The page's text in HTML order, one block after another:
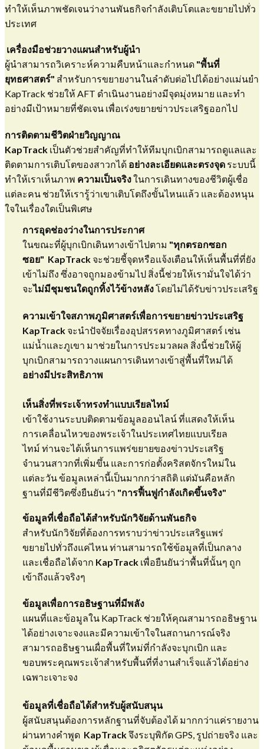
ทำให้เห็นภาพชัดเจนว่างานพันธกิจกำลังเติบโตและขยายไปทั่ว
ประเทศ
เครื่องมือช่วยวางแผนสำหรับผู้นำ
​ผู้นำสามารถวิเคราะห์ความคืบหน้าและกำหนด "พื้นที่
ยุทธศาสตร์" สำหรับการขยายงานในลำดับต่อไปได้อย่างแม่นยำ
KapTrack ช่วยให้ AFT ดำเนินงานอย่างมีจุดมุ่งหมาย และทำ
อย่างมีเป้าหมายที่ชัดเจน เพื่อเร่งขยายข่าวประเสริฐออกไป
การติดตามชีวิตฝ่ายวิญญาณ
KapTrack เป็นตัวช่วยสำคัญที่ทำให้ทีมบุกเบิกสามารถดูแลและ
ติดตามการเติบโตของสาวกได้ อย่างละเอียดและตรงจุด ระบบนี้
ทำให้เราเห็นภาพ ความเป็นจริงในการเดินทางของชีวิตผู้เชื่อ
แต่ละคน ช่วยให้เรารู้ว่าเขาเติบโตถึงขั้นไหนแล้ว และต้องหนุน
ใจในเรื่องใดเป็นพิเศษ
การอุดช่องว่างในการประกาศ
​ในขณะที่ผู้บุกเบิกเดินทางเข้าไปตาม "ทุกตรอกซอก
ซอย" KapTrack จะช่วยชี้จุดหรือแจ้งเตือนให้เห็นพื้นที่ที่ยัง
เข้าไม่ถึง ซึ่งอาจถูกมองข้ามไป สิ่งนี้ช่วยให้เรามั่นใจได้ว่า
จะไม่มีชุมชนใดถูกทิ้งไว้ข้างหลังโดยไม่ได้รับข่าวประเสริฐ
​​ความเข้าใจสภาพภูมิศาสตร์เพื่อการขยายข่าวประเสริฐ
KapTrack จะนำปัจจัยเรื่องอุปสรรคทางภูมิศาสตร์ เช่น
แม่น้ำและภูเขา มาช่วยในการประมวลผล สิ่งนี้ช่วยให้ผู้
บุกเบิกสามารถวางแผนการเดินทางเข้าสู่พื้นที่ใหม่ได้
อย่างมีประสิทธิภาพ
เห็นสิ่งที่พระเจ้าทรงทำแบบเรียลไทม์
​เข้าใช้งานระบบติดตามข้อมูลออนไลน์ ที่แสดงให้เห็น
การเคลื่อนไหวของพระเจ้าในประเทศไทยแบบเรียล
ไทม์ ท่านจะได้เห็นการแพร่ขยายของข่าวประเสริฐ
จำนวนสาวกที่เพิ่มขึ้น และการก่อตั้งคริสตจักรใหม่ใน
แต่ละวัน ข้อมูลเหล่านี้เป็นมากกว่าสถิติ แต่มันคือหลัก
ฐานที่มีชีวิตซึ่งยืนยันว่า "การฟื้นฟูกำลังเกิดขึ้นจริง"
​ข้อมูลที่เชื่อถือได้สำหรับนักวิจัยด้านพันธกิจ
​สำหรับนักวิจัยที่ต้องการทราบว่าข่าวประเสริฐแพร่
ขยายไปทั่วถึงแค่ไหน ท่านสามารถใช้ข้อมูลที่เป็นกลาง
และเชื่อถือได้จาก KapTrack เพื่อยืนยันว่าพื้นที่นั้นๆ ถูก
เข้าถึงแล้วจริงๆ
​ข้อมูลเพื่อการอธิษฐานที่มีพลัง
​แผนที่และข้อมูลใน KapTrack ช่วยให้คุณสามารถอธิษฐาน
ได้อย่างเจาะจงและมีความเข้าใจในสถานการณ์จริง
สามารถอธิษฐานเผื่อพื้นที่ใหม่ที่กำลังจะบุกเบิก และ
ขอบพระคุณพระเจ้าสำหรับพื้นที่ที่งานสำเร็จแล้วได้อย่าง
เฉพาะเจาะจง
ข้อมูลที่เชื่อถือได้สำหรับผู้สนับสนุน
​ผู้สนับสนุนต้องการหลักฐานที่จับต้องได้ มากกว่าแค่รายงาน
ผ่านทางคำพูด KapTrackจึงระบุพิกัด GPS, รูปถ่ายจริง และ